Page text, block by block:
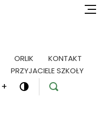
ORLIK
KONTAKT
PRZYJACIELE SZKOŁY
+  